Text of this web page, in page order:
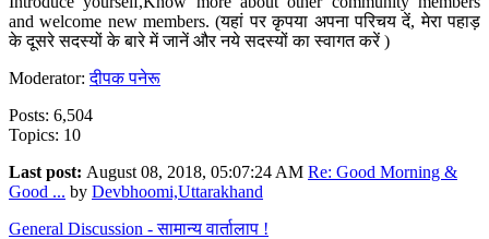
and welcome new members. (यहां पर कृपया अपना परिचय दें, मेरा पहाड़
के दूसरे सदस्यों के बारे में जानें और नये सदस्यों का स्वागत करें )
Moderator:दीपक पनेरू
Posts: 6,504
Topics: 10
Last post: August 08, 2018, 05:07:24 AM Re: Good Morning &
Good ... by Devbhoomi,Uttarakhand
General Discussion - सामान्य वार्तालाप !